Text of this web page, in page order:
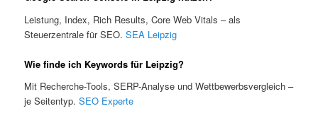
Leistung, Index, Rich Results, Core Web Vitals – als
Steuerzentrale für SEO.SEA Leipzig
Wie finde ich Keywords für Leipzig?
Mit Recherche-Tools, SERP-Analyse und Wettbewerbsvergleich –
je Seitentyp.SEO Experte